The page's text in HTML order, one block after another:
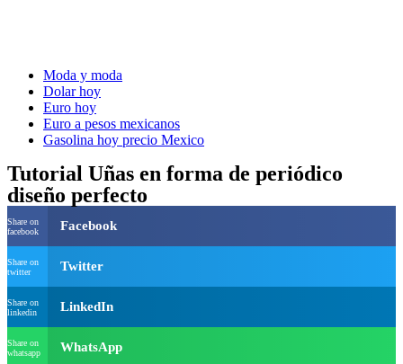
Moda y moda
Dolar hoy
Euro hoy
Euro a pesos mexicanos
Gasolina hoy precio Mexico
Tutorial Uñas en forma de periódico
diseño perfecto
Share on
facebook
Facebook
Share on
twitter
Twitter
Share on
linkedin
LinkedIn
Share on
whatsapp
WhatsApp